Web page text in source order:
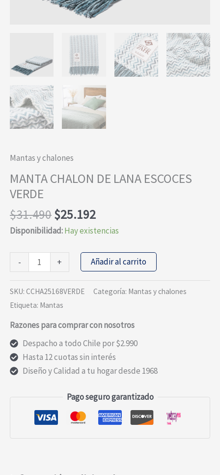
Mantas y chalones
MANTA CHALON DE LANA ESCOCES
VERDE
$31.490El
precio
era:
$31.490.
$25.192El
precio
es:
$25.192.
Disponibilidad:Hay existencias
-
CHALON
DE
LANA
VERDE
cantidad
+ Añadir al carrito
SKU: CCHA25168VERDE Categoría: Mantas y chalones
Etiqueta: Mantas
Razones para comprar con nosotros
Despacho a todo Chile por $2.990
Hasta 12 cuotas sin interés
Diseño y Calidad a tu hogar desde 1968
Pago seguro garantizado